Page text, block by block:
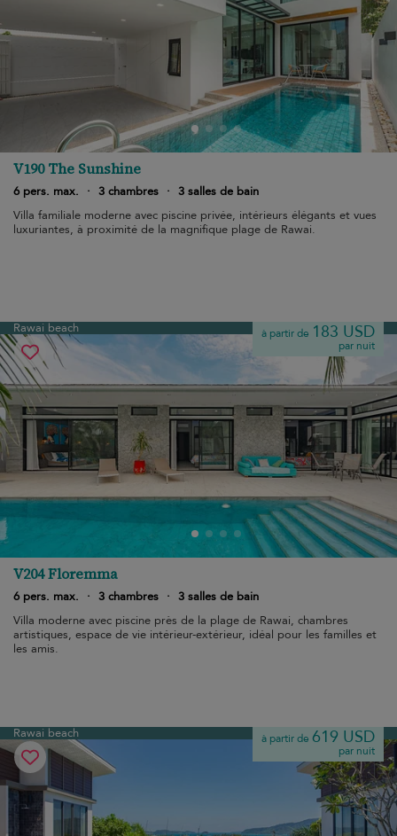
V190 The Sunshine
6 pers. max. · 3 chambres · 3 salles de bain
Villa familiale moderne avec piscine privée, intérieurs élégants et vues
luxuriantes, à proximité de la magnifique plage de Rawai.
Rawai beach à partir de 183 USD
par nuit
V204 Floremma
6 pers. max. · 3 chambres · 3 salles de bain
Villa moderne avec piscine près de la plage de Rawai, chambres
artistiques, espace de vie intérieur-extérieur, idéal pour les familles et
les amis.
Rawai beach à partir de 619 USD
par nuit